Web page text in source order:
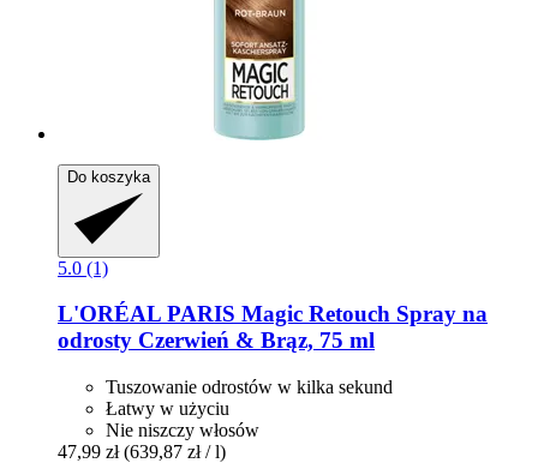
Do koszyka
5.0 (1)
L'ORÉAL PARIS Magic Retouch Spray na
odrosty Czerwień & Brąz, 75 ml
Tuszowanie odrostów w kilka sekund
Łatwy w użyciu
Nie niszczy włosów
47,99 zł (639,87 zł / l)